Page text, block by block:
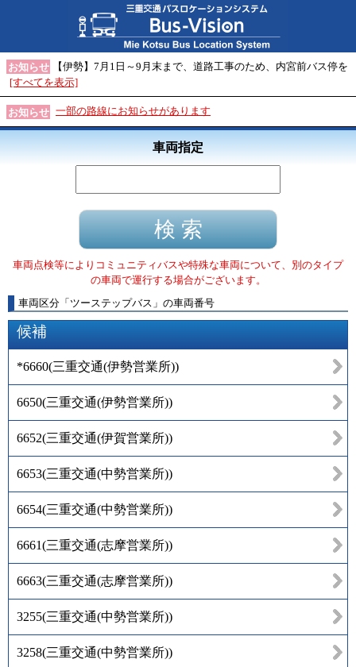
お知らせ
【伊勢】7月1日～9月末まで、道路工事のため、内宮前バス停を
[すべてを表示]
お知らせ 一部の路線にお知らせがあります
車両指定
車両点検等によりコミュニティバスや特殊な車両について、別のタイプ
の車両で運行する場合がございます。
車両区分 「 ツーステップバス 」 の車両番号
候補
*6660(三重交通(伊勢営業所))
6650(三重交通(伊勢営業所))
6652(三重交通(伊賀営業所))
6653(三重交通(中勢営業所))
6654(三重交通(中勢営業所))
6661(三重交通(志摩営業所))
6663(三重交通(志摩営業所))
3255(三重交通(中勢営業所))
3258(三重交通(中勢営業所))